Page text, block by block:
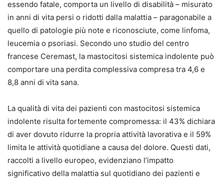
essendo fatale, comporta un livello di disabilità – misurato
in anni di vita persi o ridotti dalla malattia – paragonabile a
quello di patologie più note e riconosciute, come linfoma,
leucemia o psoriasi. Secondo uno studio del centro
francese Ceremast, la mastocitosi sistemica indolente può
comportare una perdita complessiva compresa tra 4,6 e
8,8 anni di vita sana.
La qualità di vita dei pazienti con mastocitosi sistemica
indolente risulta fortemente compromessa: il 43% dichiara
di aver dovuto ridurre la propria attività lavorativa e il 59%
limita le attività quotidiane a causa del dolore. Questi dati,
raccolti a livello europeo, evidenziano l’impatto
significativo della malattia sul quotidiano dei pazienti e